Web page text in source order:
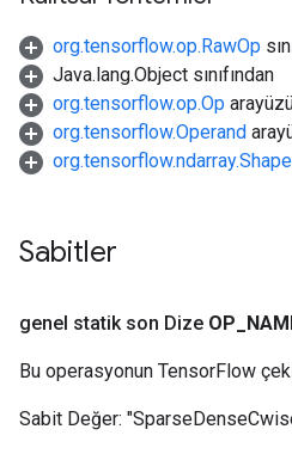
org.tensorflow.op.RawOp
Java.lang.Object sınıfından
org.tensorflow.op.Op
org.tensorflow.Operand
Sabitler
genel statik son Dize OP
Bu operasyonun TensorFlow
Sabit Değer: